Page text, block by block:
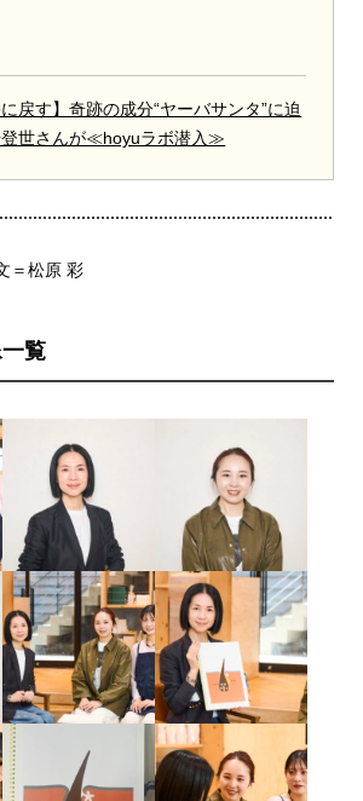
に戻す】奇跡の成分“ヤーバサンタ”に迫
登世さんが≪hoyuラボ潜入≫
＝松原 彩
覧